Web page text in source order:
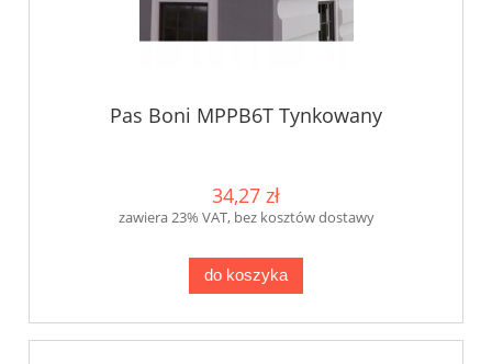
Pas Boni MPPB6T Tynkowany
34,27 zł
zawiera 23% VAT, bez kosztów dostawy
do koszyka